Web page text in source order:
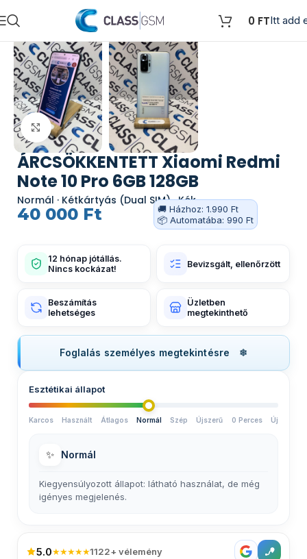
0 FTItt add
Kattints a nagyításhoz
ÁRCSÖKKENTETT Xiaomi Redmi
Note 10 Pro 6GB 128GB
Normál · Kétkártyás (Dual SIM) · Kék
40 000 Ft
🚚 Házhoz: 1.990 Ft
📦 Automatába: 990 Ft
12 hónap jótállás.
Nincs kockázat!
Bevizsgált, ellenőrzött
Beszámítás
lehetséges
Üzletben
megtekinthető
Foglalás személyes megtekintésre
Esztétikai állapot
Karcos Használt Átlagos Normál Szép Újszerű 0 Perces Új
✨ Normál
Kiegyensúlyozott állapot: látható használat, de még
igényes megjelenés.
5.0★★★★★1122+ vélemény